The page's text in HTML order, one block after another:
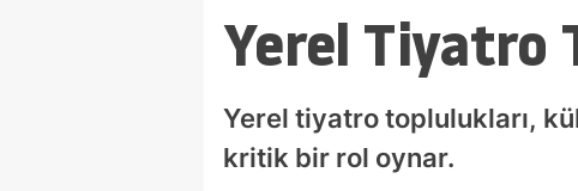
Yerel Tiyatro
Yerel tiyatro toplulukları,
kritik bir rol oynar.